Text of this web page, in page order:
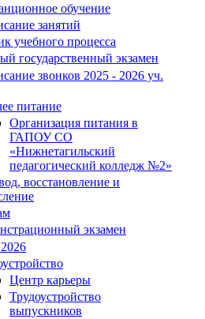
обучение
занятий
учебного процесса
государственный экзамен
звонков 2025 - 2026 уч.
питание
Организация питания в
ГАПОУ СО
«Нижнетагильский
педагогический колледж №2»
восстановление и
экзамен
Центр карьеры
Трудоустройство
выпускников